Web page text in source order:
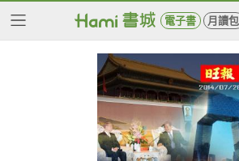
電子書 月讀包